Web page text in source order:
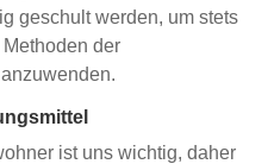
geschult werden, um stets
der
ist uns wichtig, daher